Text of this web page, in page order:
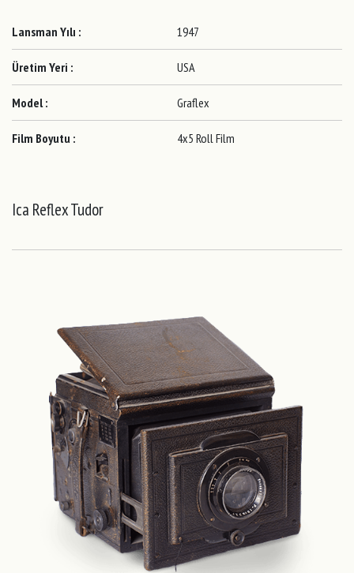
Lansman Yılı : 1947
Üretim Yeri : USA
Model : Graflex
Film Boyutu : 4x5 Roll Film
Ica Reflex Tudor